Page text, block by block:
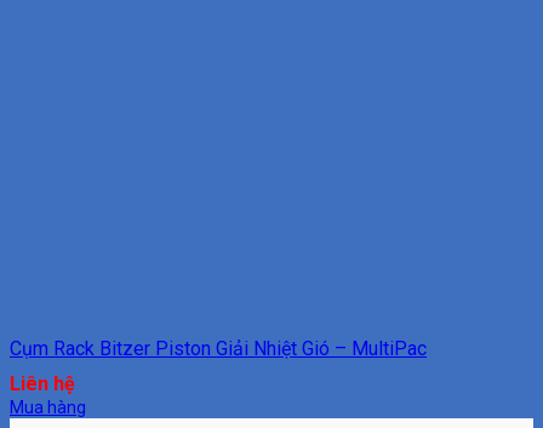
Cụm Rack Bitzer Piston Giải Nhiệt Gió – MultiPac
Liên hệ
Mua hàng